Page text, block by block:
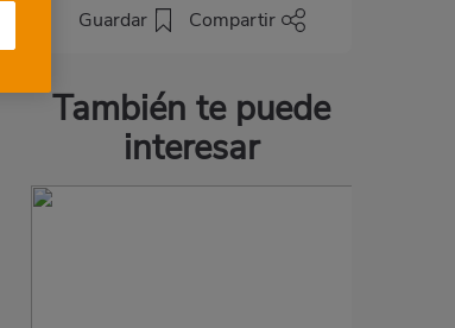
Guardar Compartir
También te puede
interesar